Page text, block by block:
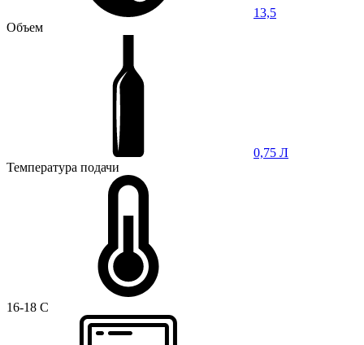
13,5
Объем
0,75 Л
Температура подачи
16-18 C